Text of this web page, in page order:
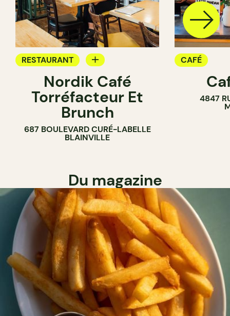
RESTAURANT
Nordik Café
Torréfacteur Et
Brunch
687 BOULEVARD CURÉ-LABELLE
BLAINVILLE
CAFÉ
4847
Du magazine